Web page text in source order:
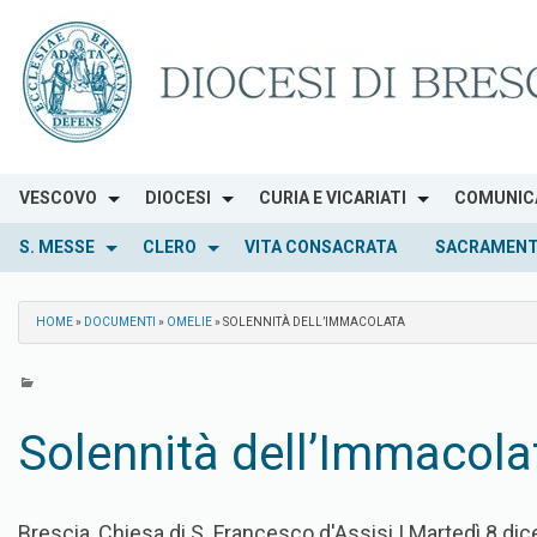
content
VESCOVO DIOCESI CURIA E VICARIATI
S. MESSE CLERO VITA CONSACRATA SACRAMENTI
HOME» DOCUMENTI » OMELIE»SOLENNITÀ DELL’IMMACOLATA
Solennità